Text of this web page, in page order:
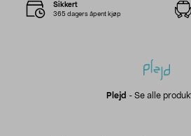
Plejd - Se alle
Sikkert
365 dagers åpent kjøp